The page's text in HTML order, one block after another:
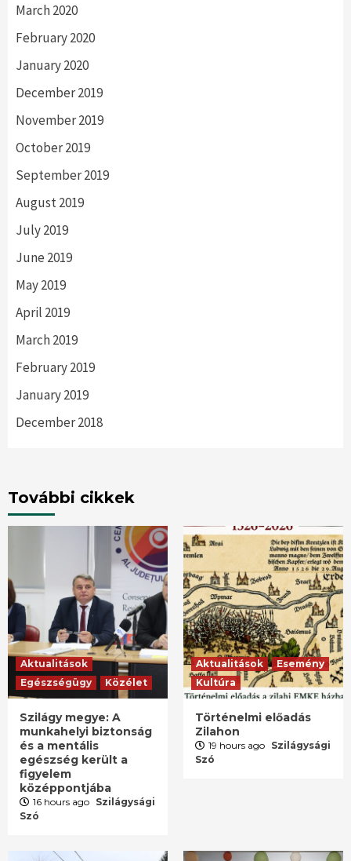
March 2020
February 2020
January 2020
December 2019
November 2019
October 2019
September 2019
August 2019
July 2019
June 2019
May 2019
April 2019
March 2019
February 2019
January 2019
December 2018
További cikkek
Aktualitások
Egészségügy
Közélet
Szilágy megye: A
munkahelyi biztonság
és a mentális
egészség került a
figyelem
középpontjába
16 hours ago Szilágysági
Szó
Aktualitások
Esemény
Kultúra
Történelmi előadás
Zilahon
19 hours ago Szilágysági
Szó